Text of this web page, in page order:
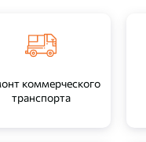
коммерческого
транспорта